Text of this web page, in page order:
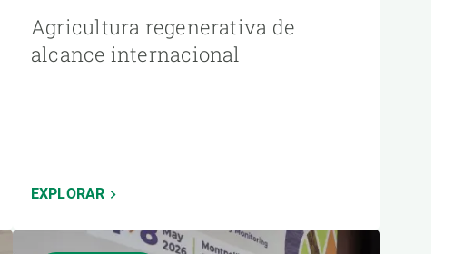
Agricultura regenerativa de
alcance internacional
EXPLORAR